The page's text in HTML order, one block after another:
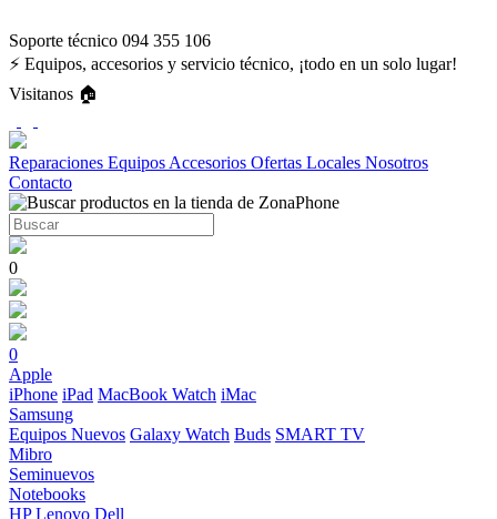
Soporte técnico 094 355 106
⚡ Equipos, accesorios y servicio técnico, ¡todo en un solo lugar!
Visitanos 🏠
Reparaciones Equipos Accesorios Ofertas Locales Nosotros
Contacto
0
0
Apple
iPhone iPad MacBook Watch iMac
Samsung
Equipos Nuevos Galaxy Watch Buds SMART TV
Mibro
Seminuevos
Notebooks
HP Lenovo Dell